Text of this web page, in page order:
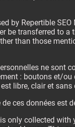
by Repertible
be transferred to a
than those
ne sont
: boutons et/ou
libre, clair et sans
de ces données est
only collected with